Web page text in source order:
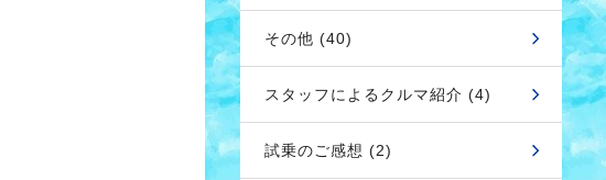
その他 (40)
スタッフによるクルマ紹介 (4)
試乗のご感想 (2)